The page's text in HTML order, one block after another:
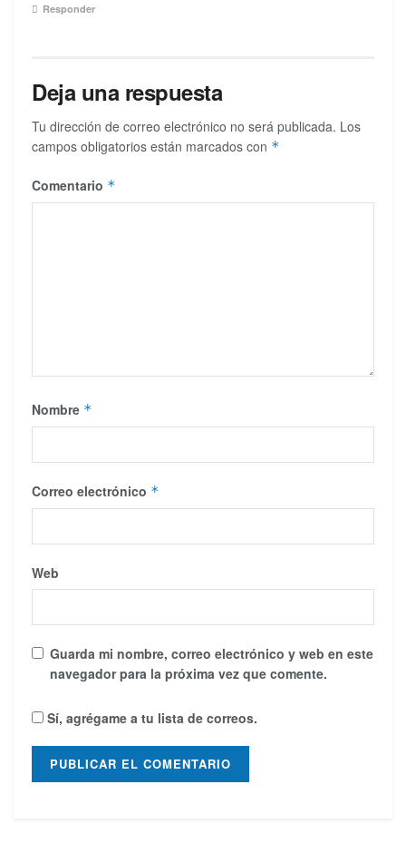
Responder
Deja una respuesta
Tu dirección de correo electrónico no será publicada. Los
campos obligatorios están marcados con *
Comentario *
Nombre *
Correo electrónico *
Web
Guarda mi nombre, correo electrónico y web en este
navegador para la próxima vez que comente.
Sí, agrégame a tu lista de correos.